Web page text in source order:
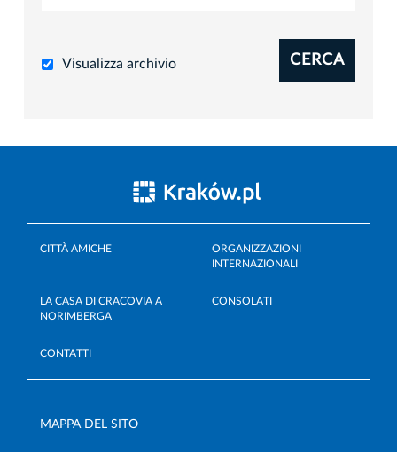
Visualizza archivio CERCA
CITTÀ AMICHE
ORGANIZZAZIONI
INTERNAZIONALI
LA CASA DI CRACOVIA A
NORIMBERGA
CONSOLATI
CONTATTI
MAPPA DEL SITO